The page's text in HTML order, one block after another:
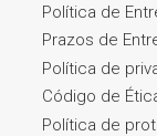
Política de
Prazos de
Política de
Código de
Política de